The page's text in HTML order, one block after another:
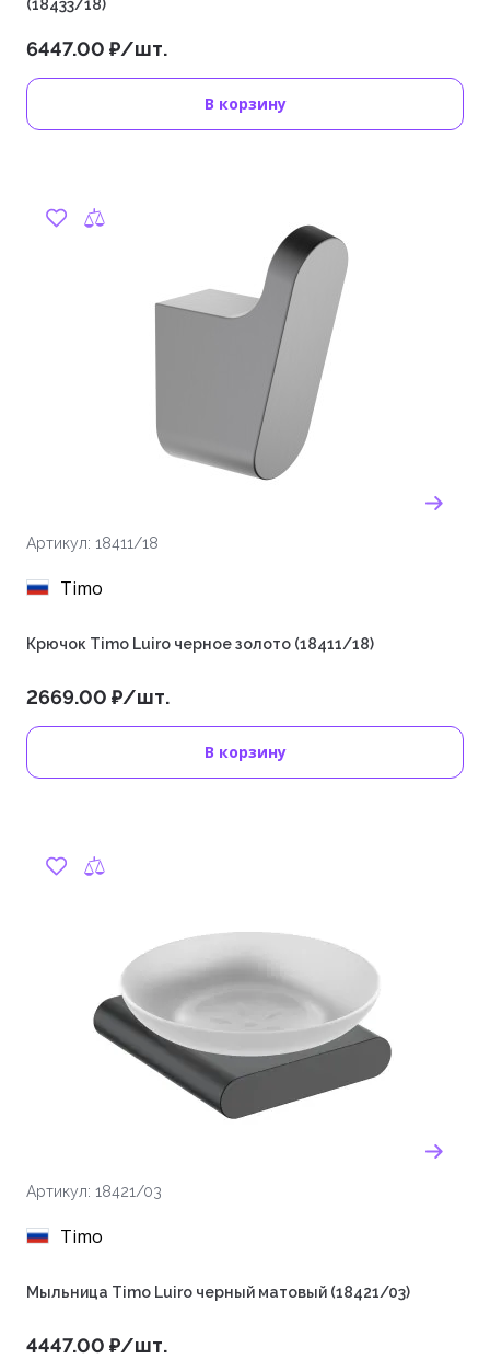
(18433/18)
6447.00 ₽/шт.
В корзину
Артикул: 18411/18
Timo
Крючок Timo Luiro черное золото (18411/18)
2669.00 ₽/шт.
В корзину
Артикул: 18421/03
Timo
Мыльница Timo Luiro черный матовый (18421/03)
4447.00 ₽/шт.